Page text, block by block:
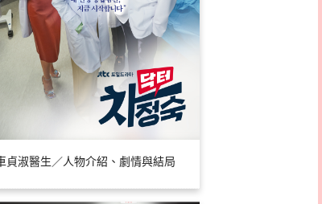
貞淑醫生／人物介紹、劇情與結局